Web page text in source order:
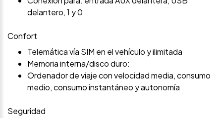
delantero, 1 y 0
Confort
Telemática vía SIM en el vehículo y ilimitada
Memoria interna/disco duro:
Ordenador de viaje con velocidad media, consumo
medio, consumo instantáneo y autonomía
Seguridad